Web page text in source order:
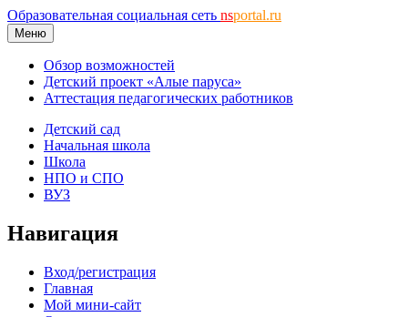
Образовательная социальная сеть nsportal.ru
Меню
Обзор возможностей
Детский проект «Алые паруса»
Аттестация педагогических работников
Детский сад
Начальная школа
Школа
НПО и СПО
ВУЗ
Навигация
Вход/регистрация
Главная
Мой мини-сайт